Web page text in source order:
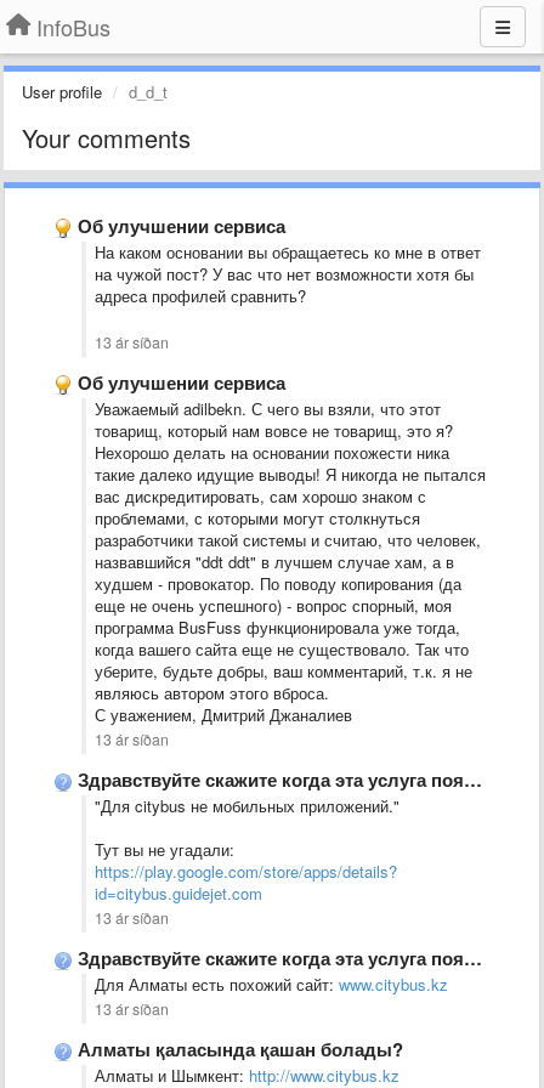
InfoBus
User profile d_d_t
Your comments
Об улучшении сервиса
На каком основании вы обращаетесь ко мне в ответ
на чужой пост? У вас что нет возможности хотя бы
адреса профилей сравнить?
13 ár síðan
Об улучшении сервиса
Уважаемый adilbekn. С чего вы взяли, что этот
товарищ, который нам вовсе не товарищ, это я?
Нехорошо делать на основании похожести ника
такие далеко идущие выводы! Я никогда не пытался
вас дискредитировать, сам хорошо знаком с
проблемами, с которыми могут столкнуться
разработчики такой системы и считаю, что человек,
назвавшийся "ddt ddt" в лучшем случае хам, а в
худшем - провокатор. По поводу копирования (да
еще не очень успешного) - вопрос спорный, моя
программа BusFuss функционировала уже тогда,
когда вашего сайта еще не существовало. Так что
уберите, будьте добры, ваш комментарий, т.к. я не
являюсь автором этого вброса.
С уважением, Дмитрий Джаналиев
13 ár síðan
Здравствуйте скажите когда эта услуга появится в АЛМАТЫ?
​"Для citybus не мобильных приложений."
Тут вы не угадали:
https://play.google.com/store/apps/details?
id=citybus.guidejet.com
13 ár síðan
Здравствуйте скажите когда эта услуга появится в АЛМАТЫ?
​​​Для Алматы есть похожий сайт: www.citybus.kz
13 ár síðan
Алматы қаласында қашан болады?
​Алматы и Шымкент: http://www.citybus.kz